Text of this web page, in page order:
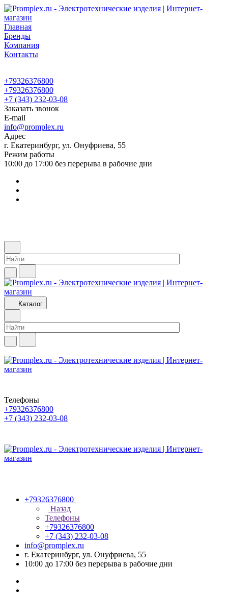
Главная
Бренды
Компания
Контакты
+79326376800
+79326376800
+7 (343) 232-03-08
Заказать звонок
E-mail
info@promplex.ru
Адрес
г. Екатеринбург, ул. Онуфриева, 55
Режим работы
10:00 до 17:00 без перерыва в рабочие дни
Каталог
Телефоны
+79326376800
+7 (343) 232-03-08
+79326376800
Назад
Телефоны
+79326376800
+7 (343) 232-03-08
info@promplex.ru
г. Екатеринбург, ул. Онуфриева, 55
10:00 до 17:00 без перерыва в рабочие дни